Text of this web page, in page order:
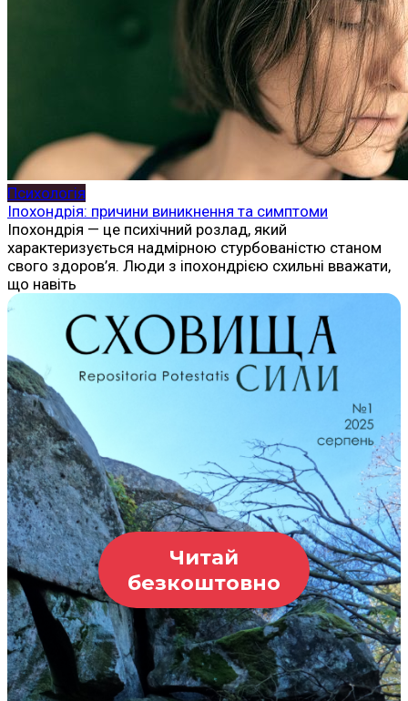
Психологія
Іпохондрія: причини виникнення та симптоми
Іпохондрія — це психічний розлад, який
характеризується надмірною стурбованістю станом
свого здоров’я. Люди з іпохондрією схильні вважати,
що навіть
Читай
безкоштовно